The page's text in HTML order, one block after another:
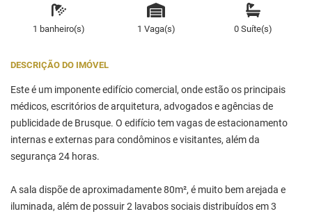
1 banheiro(s) 1 Vaga(s) 0 Suíte(s)
DESCRIÇÃO DO IMÓVEL
Este é um imponente edifício comercial, onde estão os principais
médicos, escritórios de arquitetura, advogados e agências de
publicidade de Brusque. O edifício tem vagas de estacionamento
internas e externas para condôminos e visitantes, além da
segurança 24 horas.
A sala dispõe de aproximadamente 80m², é muito bem arejada e
iluminada, além de possuir 2 lavabos sociais distribuídos em 3